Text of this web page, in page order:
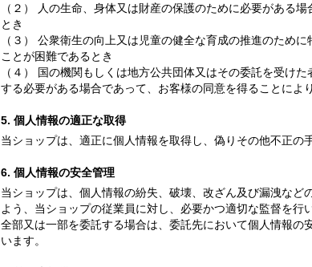
（２） 人の生命、身体又は財産の保護のために必要がある
とき
（３） 公衆衛生の向上又は児童の健全な育成の推進のため
ことが困難であるとき
（４） 国の機関もしくは地方公共団体又はその委託を受け
する必要がある場合であって、お客様の同意を得ることによ
5. 個人情報の適正な取得
当ショップは、適正に個人情報を取得し、偽りその他不正の
6. 個人情報の安全管理
当ショップは、個人情報の紛失、破壊、改ざん及び漏洩な
よう、当ショップの従業員に対し、必要かつ適切な監督を
全部又は一部を委託する場合は、委託先において個人情報
います。